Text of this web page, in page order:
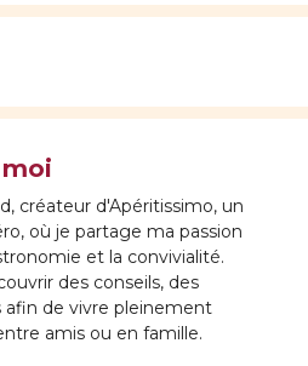
créateur d'Apéritissimo, un
où je partage ma passion
et la convivialité.
des conseils, des
de vivre pleinement
amis ou en famille.